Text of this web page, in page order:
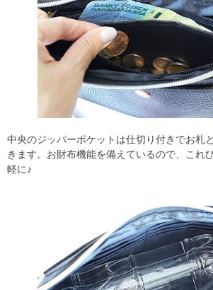
中央のジッパーポケットは仕切り付きでお札
きます。お財布機能を備えているので、これ
軽に♪